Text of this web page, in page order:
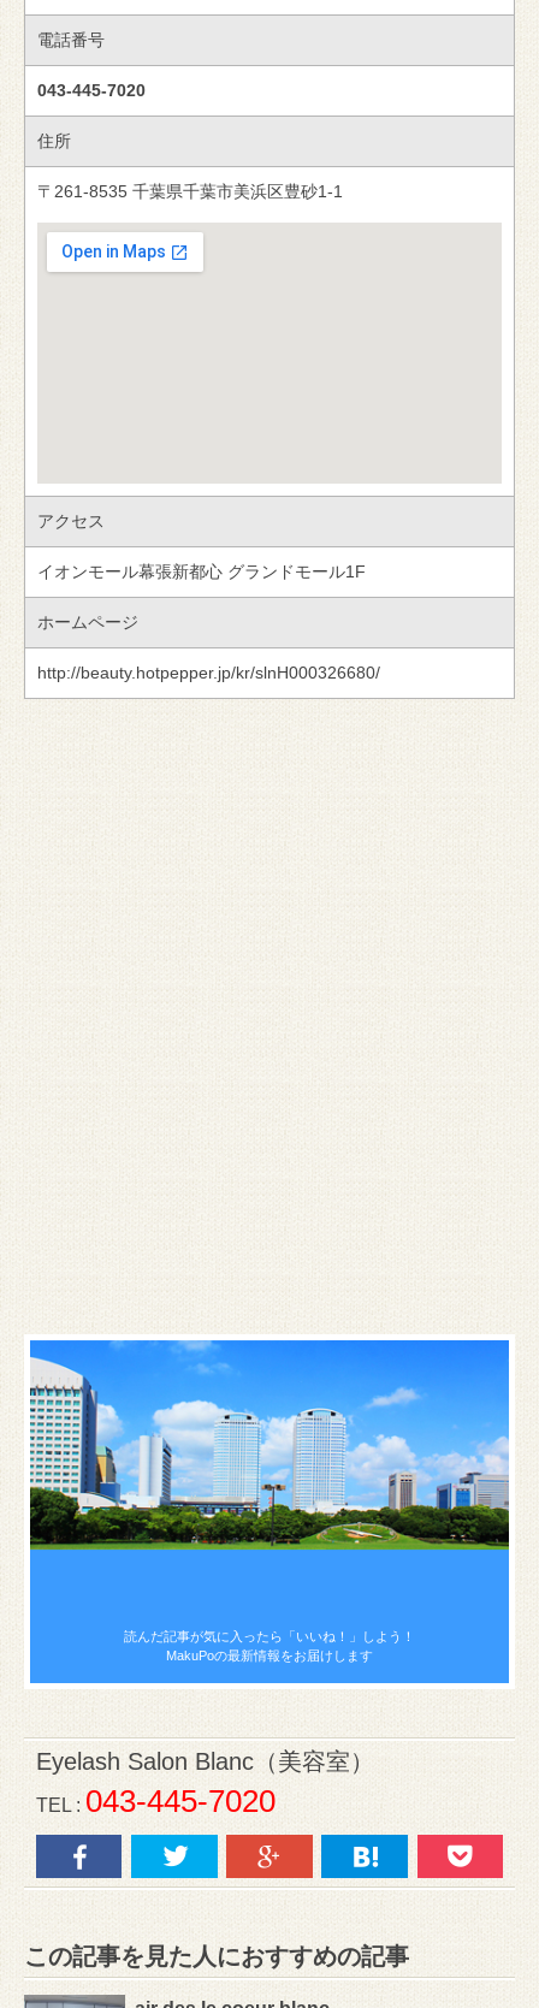
電話番号
043-445-7020
住所
〒261-8535 千葉県千葉市美浜区豊砂1-1
アクセス
イオンモール幕張新都心 グランドモール1F
ホームページ
http://beauty.hotpepper.jp/kr/slnH000326680/
読んだ記事が気に入ったら 「いいね！」しよう！
MakuPoの最新情報をお届けします
Eyelash Salon Blanc（美容室）
TEL : 043-445-7020
この記事を見た人におすすめの記事